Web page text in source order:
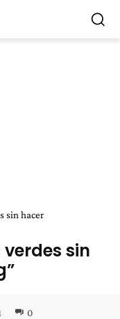
sin hacer
sin
0